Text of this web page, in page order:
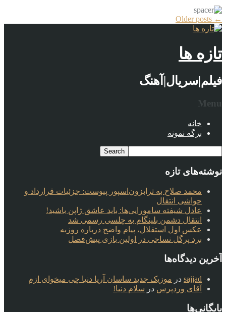
More
Articles
←
تازه ها
فیلم|سریال|آهنگ
Menu
خانه
برگه نمونه
نوشته‌های تازه
محمد صلاح به ترابزون‌اسپور پیوست: جزئیات قرارداد و
حواشی انتقال
عادل شیفته سامورایی‌ها: باید عاشق ژاپن باشید!
انتقال دشمن بلینگام به چلسی رسمی شد
عکس اول استقلال، پیام واضح درباره روزبه
برد پرگل نساجی در اولین بازی پیش‌فصل
آخرین دیدگاه‌ها
sajjad در موزیک جدید ساسان آریا دنیا چی میخوای ازم
آقای وردپرس در سلام دنیا!
بایگانی‌ها